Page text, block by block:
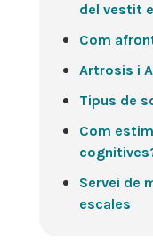
del vestit
Com
Artrosis i
Tipus de
Com
Servei de
escales